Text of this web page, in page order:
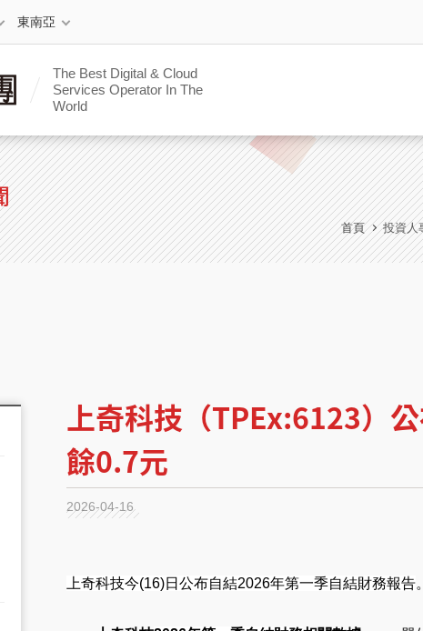
東南亞
The Best Digital & Cloud
Services Operator In The
World
首頁 投資人
上奇科技（TPEx:6123）
餘0.7元
2026-04-16
上奇科技今(16)日公布自結2026年第一季自結財務報告